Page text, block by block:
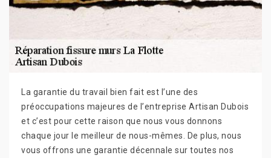
La garantie du travail bien fait est l’une des
préoccupations majeures de l’entreprise Artisan Dubois
et c’est pour cette raison que nous vous donnons
chaque jour le meilleur de nous-mêmes. De plus, nous
vous offrons une garantie décennale sur toutes nos